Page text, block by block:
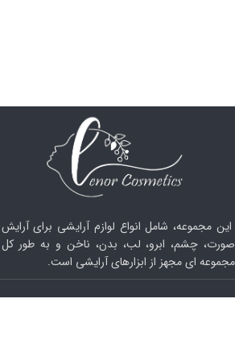
این مجموعه، شامل انواع لوازم آرایشی برای آرایش
صورت، چشم، ابرو، لب، بدن، ناخن و به طور کل
مجموعه ای مجهز از ابزارهای آرایشی است.